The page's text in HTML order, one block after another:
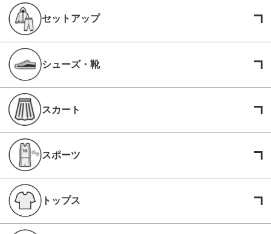
セットアップ
シューズ・靴
スカート
スポーツ
トップス